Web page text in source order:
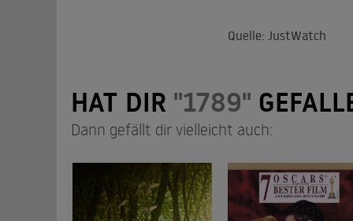
Quelle: JustWatch
HAT DIR "1789"
Dann gefällt dir vielleicht auch: